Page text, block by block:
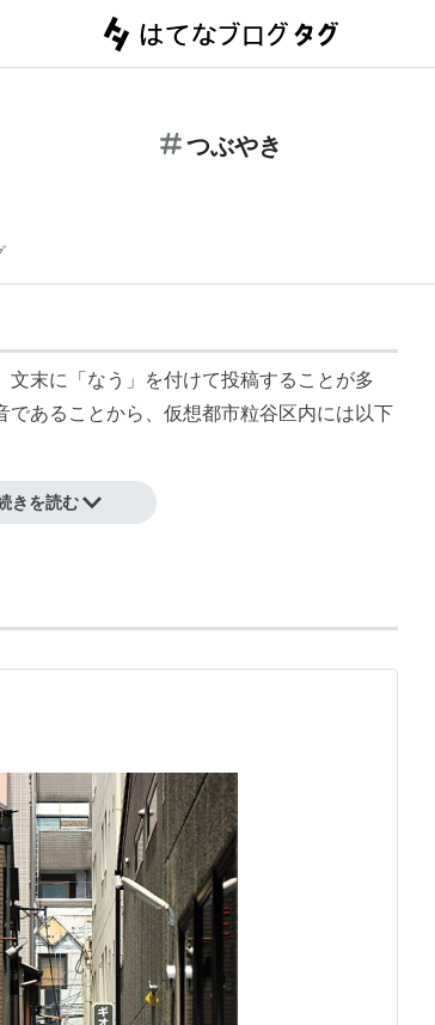
つぶやき
文末に「なう 」を付けて投稿することが多
であることから、仮想都市粒谷区内には以下
きを読む